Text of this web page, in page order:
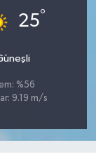
25°
%56
9.19 m/s